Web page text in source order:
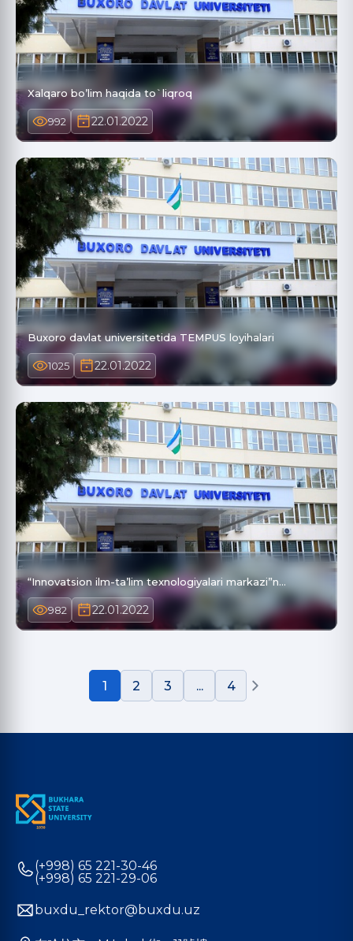
Xalqaro bo’lim haqida to`liqroq
992 22.01.2022
Buxoro davlat universitetida TEMPUS loyihalari
1025 22.01.2022
“Innovatsion ilm-ta’lim texnologiyalari markazi”n…
982 22.01.2022
1 2 3 ... 4
(+998) 65 221-30-46
(+998) 65 221-29-06
buxdu_rektor@buxdu.uz